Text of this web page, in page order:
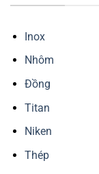
Inox
Nhôm
Đồng
Titan
Niken
Thép